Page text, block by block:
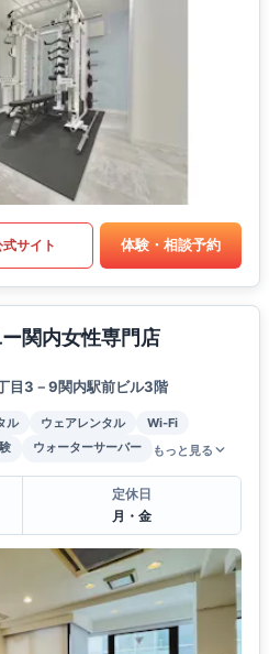
式サイト 体験・相談予約
関内女性専門店
目3－9関内駅前ビル3階
ル ウェアレンタル
Wi-Fi
ウォーターサーバー もっと見る
定休日
月・金